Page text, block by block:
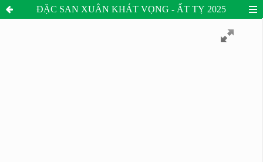
ĐẶC SAN XUÂN KHÁT VỌNG - ẤT TỴ 2025